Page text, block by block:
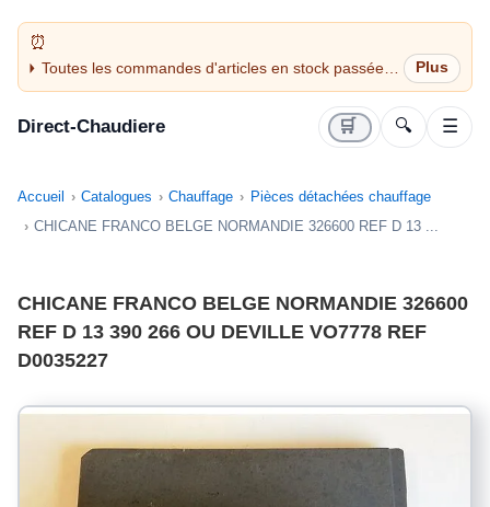
Toutes les commandes d'articles en stock passées
avant 14H sont expédiées le jour même (jours
Direct-Chaudiere 🛒 🔍 ☰
Accueil Catalogues Chauffage
Pièces détachées chauffage
CHICANE FRANCO BELGE NORMANDIE 326600 REF D 13 ...
CHICANE FRANCO BELGE NORMANDIE 326600
REF D 13 390 266 OU DEVILLE VO7778 REF
D0035227